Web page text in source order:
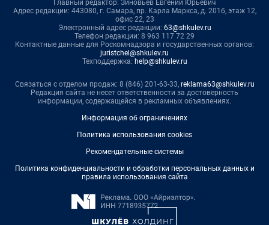
Главный редактор: Зиновьев Евгений Юрьевич
Адрес редакции: 443080, г. Самара, пр. Карла Маркса, д. 201б, этаж 12,
офис 22, 23
Электронный адрес редакции: 63@shkulev.ru
Телефон редакции: 8 963 117 72 29
Контактные данные для Роскомнадзора и государственных органов:
juristchel@shkulev.ru
Техподдержка: help@shkulev.ru
Связаться с отделом продаж: 8 (846) 201-63-33, reklama63@shkulev.ru
Редакция сайта не несет ответственности за достоверность
информации, содержащейся в рекламных объявлениях.
Информация об ограничениях
Политика использования cookies
Рекомендательные системы
Политика конфиденциальности и обработки персональных данных и
правила использования сайта